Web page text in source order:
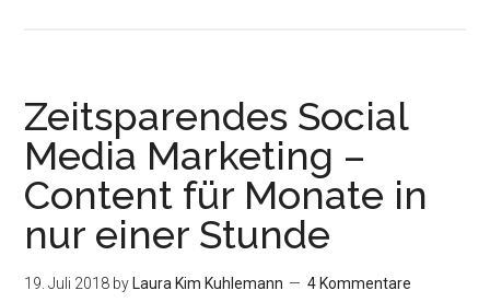
Die
ultimative
(+
kostenlose
Zeitsparendes Social
Media Marketing –
Content für Monate in
nur einer Stunde
19. Juli 2018 by Laura Kim Kuhlemann 4 Kommentare